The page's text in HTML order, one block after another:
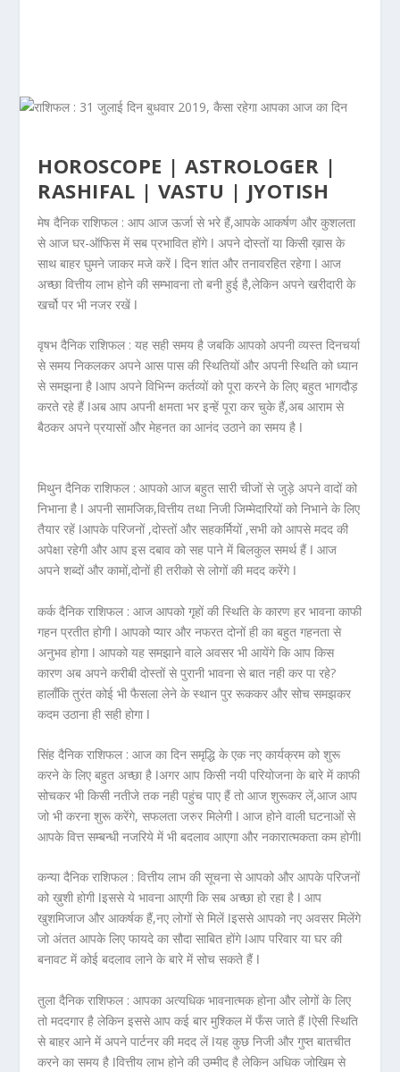
HOROSCOPE | ASTROLOGER |
RASHIFAL | VASTU | JYOTISH
मेष दैनिक राशिफल :आप आज ऊर्जा से भरे हैं,आपके आकर्षण और कुशलता
से आज घर-ऑफिस में सब प्रभावित होंगे ǀ अपने दोस्तों या किसी ख़ास के
साथ बाहर घुमने जाकर मजे करें ǀ दिन शांत और तनावरहित रहेगा ǀ आज
अच्छा वित्तीय लाभ होने की सम्भावना तो बनी हुई है,लेकिन अपने खरीदारी के
खर्चो पर भी नजर रखें ǀ
वृषभ दैनिक राशिफल :यह सही समय है जबकि आपको अपनी व्यस्त दिनचर्या
से समय निकलकर अपने आस पास की स्थितियों और अपनी स्थिति को ध्यान
से समझना है ǀआप अपने विभिन्न कर्तव्यों को पूरा करने के लिए बहुत भागदौड़
करते रहे हैं ǀअब आप अपनी क्षमता भर इन्हें पूरा कर चुके हैं,अब आराम से
बैठकर अपने प्रयासों और मेहनत का आनंद उठाने का समय है ǀ
मिथुन दैनिक राशिफल : आपको आज बहुत सारी चीजों से जुड़े अपने वादों को
निभाना है ǀ अपनी सामजिक,वित्तीय तथा निजी जिम्मेदारियों को निभाने के लिए
तैयार रहें ǀआपके परिजनों ,दोस्तों और सहकर्मियों ,सभी को आपसे मदद की
अपेक्षा रहेगी और आप इस दबाव को सह पाने में बिलकुल समर्थ हैं ǀ आज
अपने शब्दों और कामों,दोनों ही तरीको से लोगों की मदद करेंगे ǀ
कर्क दैनिक राशिफल :आज आपको गृहों की स्थिति के कारण हर भावना काफी
गहन प्रतीत होगी ǀ आपको प्यार और नफरत दोनों ही का बहुत गहनता से
अनुभव होगा ǀ आपको यह समझाने वाले अवसर भी आयेंगे कि आप किस
कारण अब अपने करीबी दोस्तों से पुरानी भावना से बात नही कर पा रहे?
हालाँकि तुरंत कोई भी फैसला लेने के स्थान पुर रूककर और सोच समझकर
कदम उठाना ही सही होगा ǀ
सिंह दैनिक राशिफल :आज का दिन समृद्धि के एक नए कार्यक्रम को शुरू
करने के लिए बहुत अच्छा है ǀअगर आप किसी नयी परियोजना के बारे में काफी
सोचकर भी किसी नतीजे तक नही पहुंच पाए हैं तो आज शुरूकर लें,आज आप
जो भी करना शुरू करेंगे, सफलता जरुर मिलेगी ǀ आज होने वाली घटनाओं से
आपके वित्त सम्बन्धी नजरिये में भी बदलाव आएगा और नकारात्मकता कम होगीǀ
कन्या दैनिक राशिफल :वित्तीय लाभ की सूचना से आपको और आपके परिजनों
को ख़ुशी होगी ǀइससे ये भावना आएगी कि सब अच्छा हो रहा है ǀ आप
खुशमिजाज और आकर्षक हैं,नए लोगों से मिलें ǀइससे आपको नए अवसर मिलेंगे
जो अंतत आपके लिए फायदे का सौदा साबित होंगे ǀआप परिवार या घर की
बनावट में कोई बदलाव लाने के बारे में सोच सकते हैं ǀ
तुला दैनिक राशिफल : आपका अत्यधिक भावनात्मक होना और लोगों के लिए
तो मददगार है लेकिन इससे आप कई बार मुश्किल में फँस जाते हैं ǀऐसी स्थिति
से बाहर आने में अपने पार्टनर की मदद लें ǀयह कुछ निजी और गुप्त बातचीत
करने का समय है ǀवित्तीय लाभ होने की उम्मीद है लेकिन अधिक जोखिम से